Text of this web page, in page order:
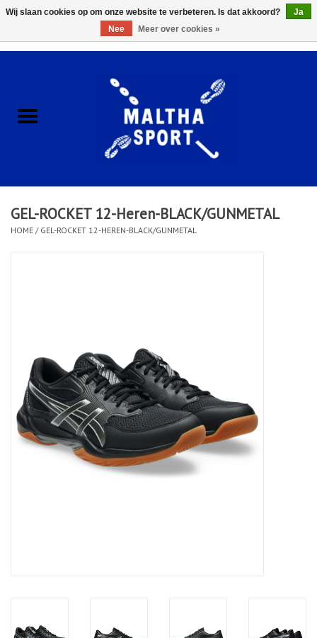
ACCESSOIRES/HARDWARE
KLEDING
CLUBSHOPS
Merken
GEL-ROCKET 12-Heren-BLACK/GUNMETAL
HOME / GEL-ROCKET 12-HEREN-BLACK/GUNMETAL
Wij slaan cookies op om onze website te verbeteren. Is dat akkoord?
Ja
Nee
Meer over cookies »